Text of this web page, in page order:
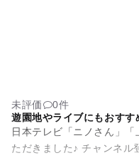
未評価
0件
遊園地やライブにもおす
日本テレビ「ニノさん」
ただきました♪ チャンネル